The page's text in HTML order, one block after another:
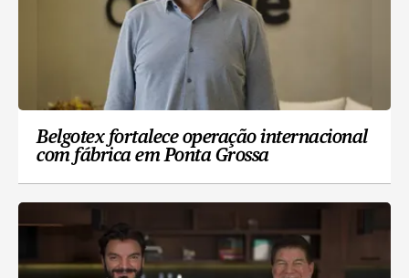
Belgotex fortalece operação internacional
com fábrica em Ponta Grossa